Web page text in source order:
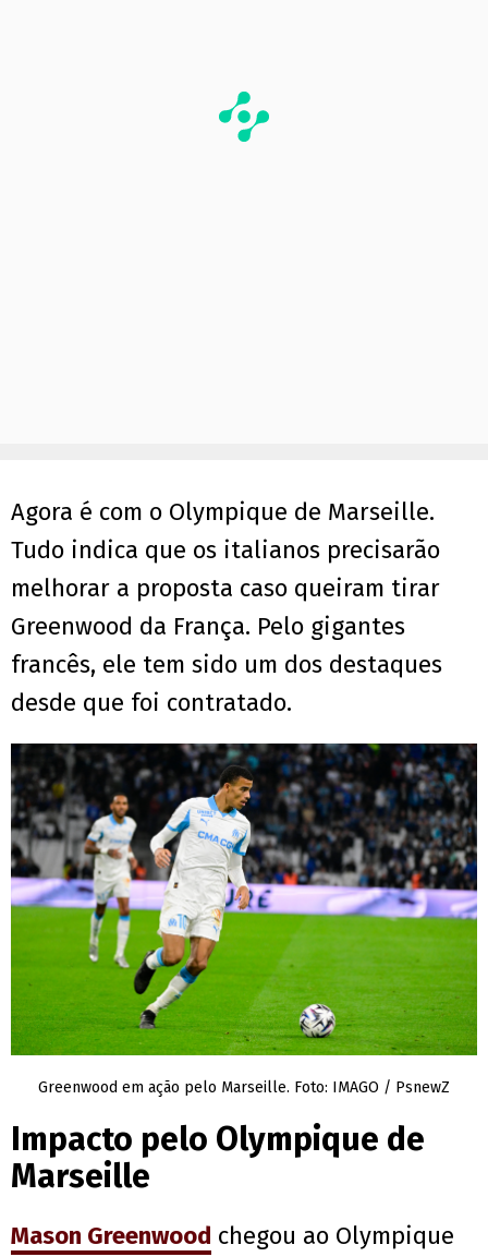
Agora é com o Olympique de Marseille.
Tudo indica que os italianos precisarão
melhorar a proposta caso queiram tirar
Greenwood da França. Pelo gigantes
francês, ele tem sido um dos destaques
desde que foi contratado.
Greenwood em ação pelo Marseille. Foto: IMAGO / PsnewZ
Impacto pelo Olympique de
Marseille
Mason Greenwood chegou ao Olympique